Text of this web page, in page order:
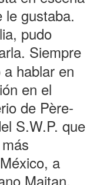
le gustaba.
pudo
Siempre
hablar en
en el
de Père-
S.W.P. que
a
Maitan,